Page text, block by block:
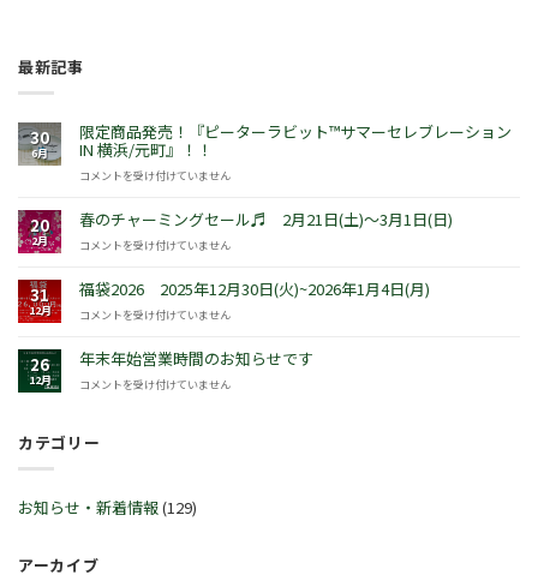
最新記事
30
6月
限定商品発売！『ピーターラビット™サマーセレブレーション
IN 横浜/元町』！！
限
商
品
発
『ピ
ラ
ビ
™
ブ
レ
コメントを受け付けていません
20
2月
春のチャーミングセール♬ 2月21日(土)～3月1日(日)
春
チ
ャ
ー
ン
ル
21
～
コメントを受け付けていません
31
12月
福袋2026 2025年12月30日(火)~2026年1月4日(月)
福
2026
2025
年
30
年
4
コメントを受け付けていません
26
12月
年末年始営業時間のお知らせです
年
始
お
知
コメントを受け付けていません
カテゴリー
お知らせ・新着情報(129)
アーカイブ